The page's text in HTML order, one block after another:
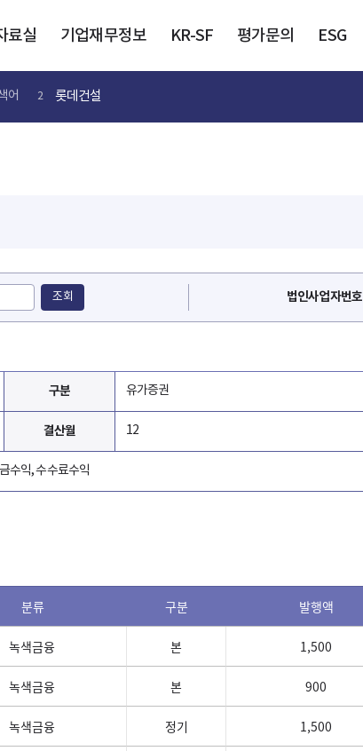
료실 기업재무정보 KR-SF 평가문의 ESG
어 2 롯데건설
조회 법인사업자번호
구분 유가증권
결산월 12
수익, 수수료수익
분류 구분 발행액
녹색금융 본 1,500
녹색금융 본 900
녹색금융 정기 1,500